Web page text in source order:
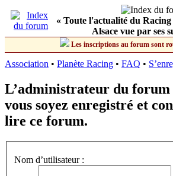
« Toute l'actualité du
Alsace vue par ses
Les inscriptions au forum sont
Association • Planète Racing • FAQ •
L’administrateur du forum
vous soyez enregistré et
lire ce forum.
Nom d’utilisateur :